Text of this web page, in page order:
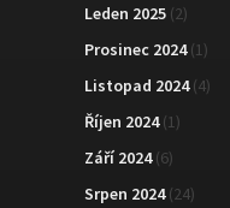
Leden 2025 (2)
Prosinec 2024(1)
Listopad 2024(4)
Říjen 2024(1)
Září 2024(6)
Srpen 2024(24)